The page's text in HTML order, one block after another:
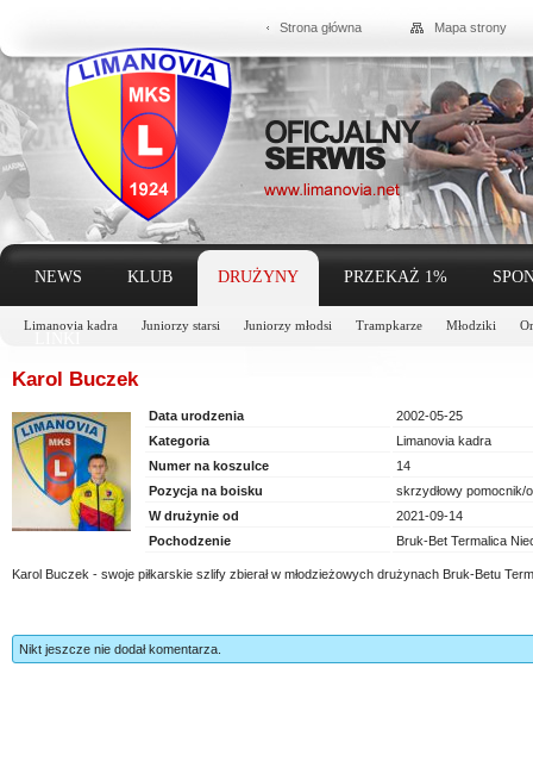
Strona główna Mapa strony
NEWS KLUB DRUŻYNY
Limanovia kadra Juniorzy starsi Juniorzy młodsi Trampkarze Młodziki
PRZEKAŻ 1%
Karol Buczek
Data urodzenia
2002-05-25
Kategoria
Limanovia kadra
Numer na koszulce
14
Pozycja na boisku
skrzydłowy pomocnik/
W drużynie od
2021-09-14
Pochodzenie
Bruk-Bet Termalica
Karol Buczek - swoje piłkarskie szlify zbierał w młodzieżowych drużynach Bruk-Betu
Nikt jeszcze nie dodał komentarza.